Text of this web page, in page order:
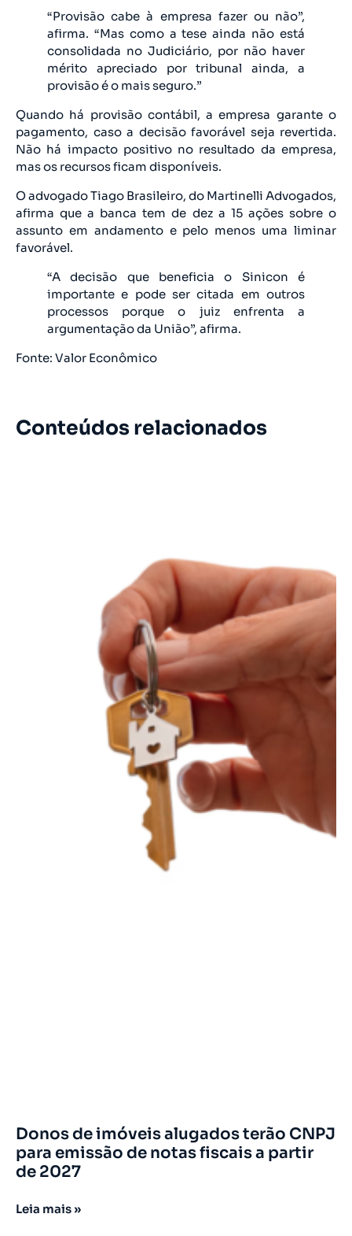
“Provisão cabe à empresa fazer ou não”,
afirma. “Mas como a tese ainda não está
consolidada no Judiciário, por não haver
mérito apreciado por tribunal ainda, a
provisão é o mais seguro.”
Quando há provisão contábil, a empresa garante o
pagamento, caso a decisão favorável seja revertida.
Não há impacto positivo no resultado da empresa,
mas os recursos ficam disponíveis.
O advogado Tiago Brasileiro, do Martinelli Advogados,
afirma que a banca tem de dez a 15 ações sobre o
assunto em andamento e pelo menos uma liminar
favorável.
“A decisão que beneficia o Sinicon é
importante e pode ser citada em outros
processos porque o juiz enfrenta a
argumentação da União”, afirma.
Fonte: Valor Econômico
Conteúdos relacionados
Donos de imóveis alugados terão CNPJ
para emissão de notas fiscais a partir
de 2027
Leia mais »